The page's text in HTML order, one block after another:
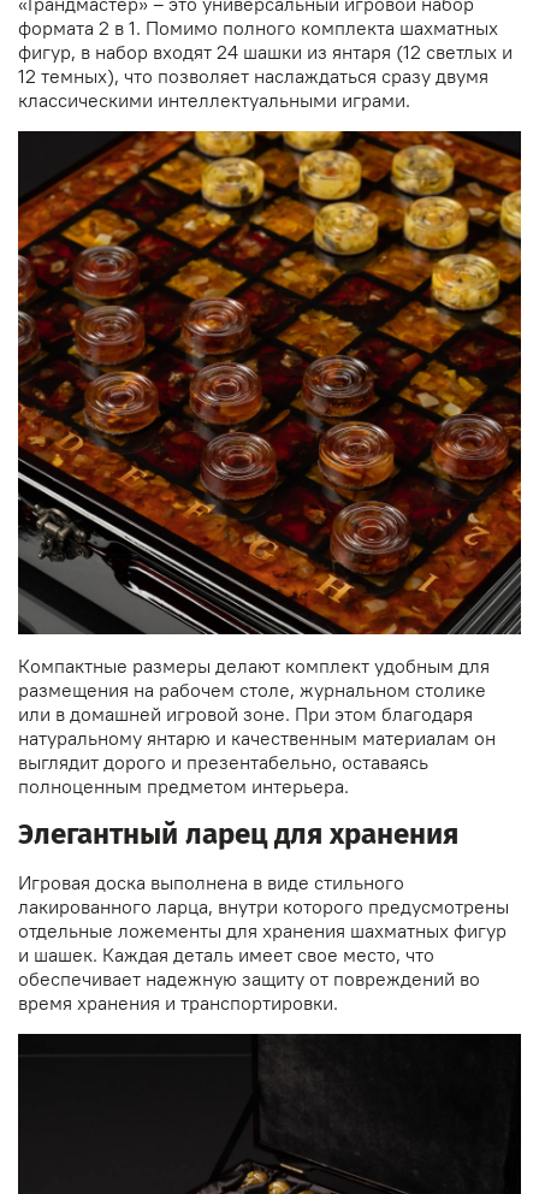
формата 2 в 1. Помимо полного комплекта шахматных
фигур, в набор входят 24 шашки из янтаря (12 светлых и
12 темных), что позволяет наслаждаться сразу двумя
классическими интеллектуальными играми.
Компактные размеры делают комплект удобным для
размещения на рабочем столе, журнальном столике
или в домашней игровой зоне. При этом благодаря
натуральному янтарю и качественным материалам он
выглядит дорого и презентабельно, оставаясь
полноценным предметом интерьера.
Элегантный ларец для хранения
Игровая доска выполнена в виде стильного
лакированного ларца, внутри которого предусмотрены
отдельные ложементы для хранения шахматных фигур
и шашек. Каждая деталь имеет свое место, что
обеспечивает надежную защиту от повреждений во
время хранения и транспортировки.